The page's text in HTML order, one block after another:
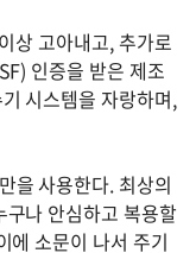
상 고아내고, 추가로
인증을 받은 제조
시스템을 자랑하며,
을 사용한다. 최상의
나 안심하고 복용할
에 소문이 나서 주기